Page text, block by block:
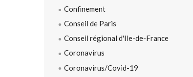
Confinement
Conseil de Paris
Conseil régional d'Ile-de-France
Coronavirus
Coronavirus/Covid-19